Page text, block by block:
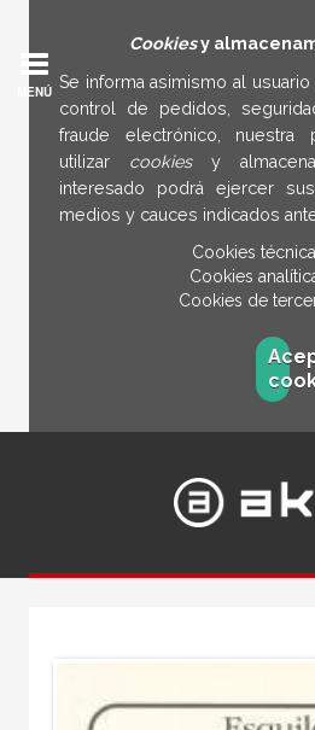
Cookiesy
Se informa asimismo al
control de pedidos,
fraude electrónico, nuestra
utilizar cookies y
interesado podrá ejercer
medios y cauces indicados
Cookies
Cookies
Cookies de
MENÚ